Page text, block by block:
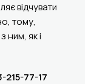
відчувати
тому,
ним, як і
215-77-17